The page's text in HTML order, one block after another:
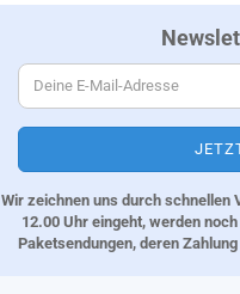
Wir zeichnen uns durch schnellen
12.00 Uhr eingeht, werden
Paketsendungen, deren